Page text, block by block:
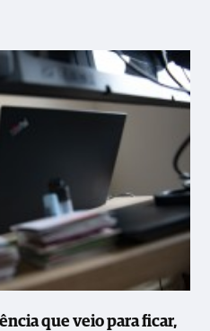
que veio para ficar,